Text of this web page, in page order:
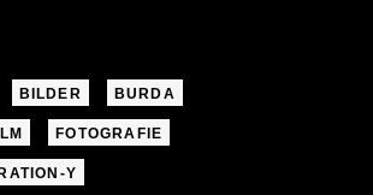
BILDER BURDA
FOTOGRAFIE
Y